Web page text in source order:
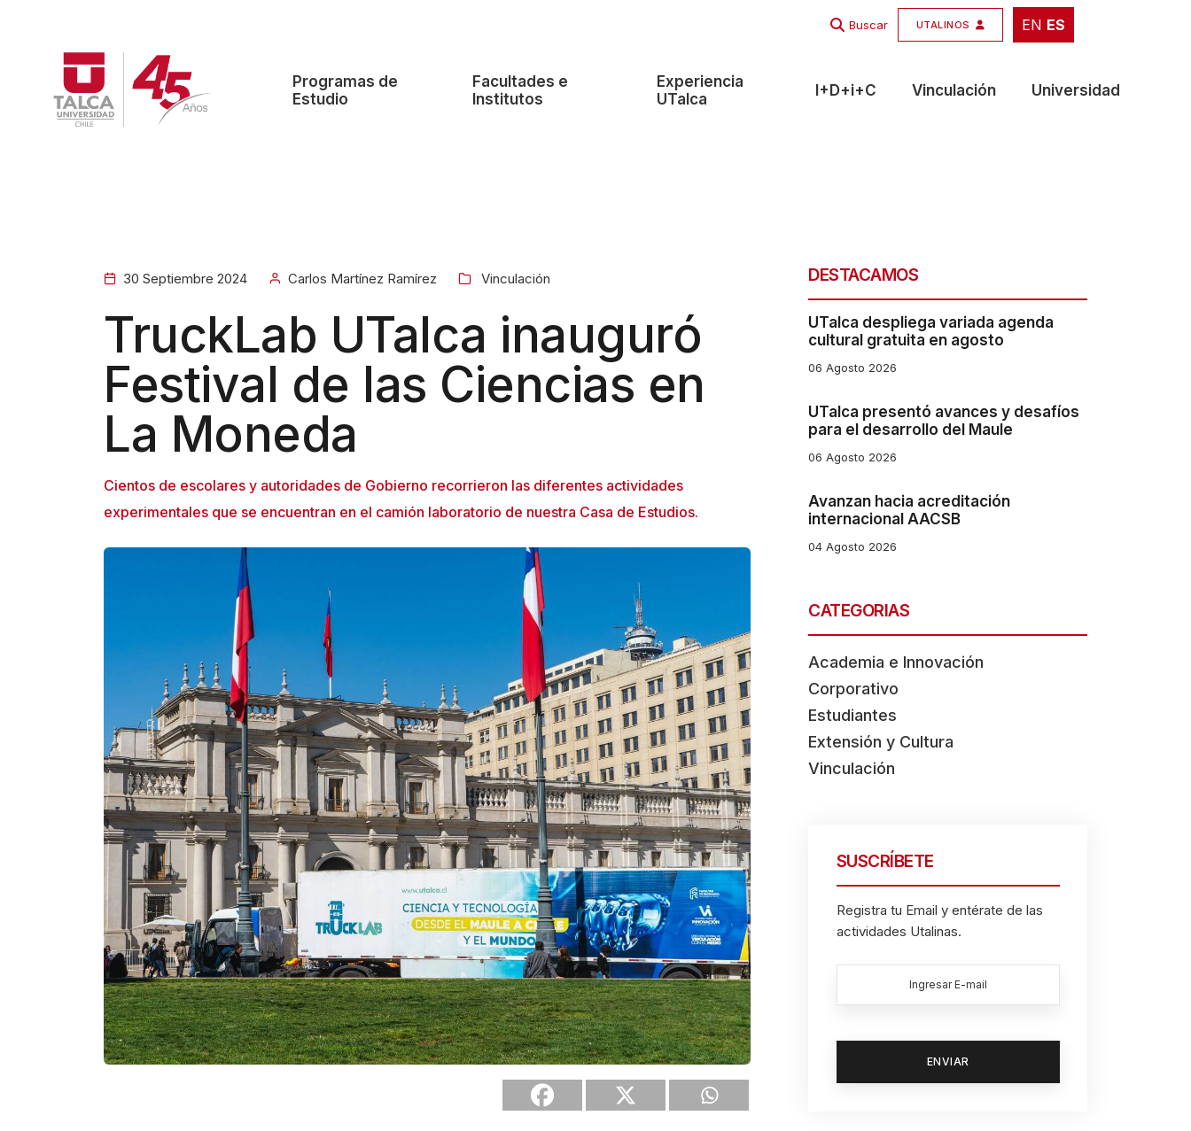
EN ES
Buscar UTALINOS EN ES
Programas de
Estudio
Facultades e
Institutos
Experiencia
UTalca
I+D+i+C Vinculación Universidad
30 Septiembre 2024 Carlos Martínez Ramírez Vinculación
TruckLab UTalca inauguró
Festival de las Ciencias en
La Moneda
Cientos de escolares y autoridades de Gobierno recorrieron las diferentes actividades
experimentales que se encuentran en el camión laboratorio de nuestra Casa de Estudios.
DESTACAMOS
UTalca despliega variada agenda
cultural gratuita en agosto
06 Agosto 2026
UTalca presentó avances y desafíos
para el desarrollo del Maule
06 Agosto 2026
Avanzan hacia acreditación
internacional AACSB
04 Agosto 2026
CATEGORIAS
Academia e Innovación
Corporativo
Estudiantes
Extensión y Cultura
Vinculación
SUSCRÍBETE
Registra tu Email y entérate de las
actividades Utalinas.